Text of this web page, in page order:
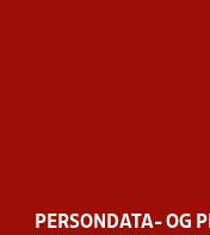
PERSONDATA- OG